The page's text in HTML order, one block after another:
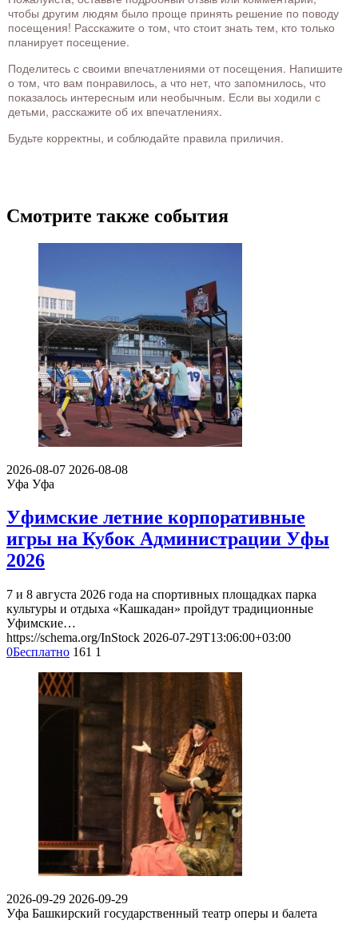
чтобы другим людям было проще принять решение по поводу
посещения! Расскажите о том, что стоит знать тем, кто только
планирует посещение.
Поделитесь с своими впечатлениями от посещения. Напишите
о том, что вам понравилось, а что нет, что запомнилось, что
показалось интересным или необычным. Если вы ходили с
детьми, расскажите об их впечатлениях.
Будьте корректны, и соблюдайте правила приличия.
Смотрите также события
2026-08-07 2026-08-08
Уфа Уфа
Уфимские летние корпоративные
игры на Кубок Администрации Уфы
2026
7 и 8 августа 2026 года на спортивных площадках парка
культуры и отдыха «Кашкадан» пройдут традиционные
Уфимские…
https://schema.org/InStock 2026-07-29T13:06:00+03:00
0Бесплатно 161 1
2026-09-29 2026-09-29
Уфа Башкирский государственный театр оперы и балета